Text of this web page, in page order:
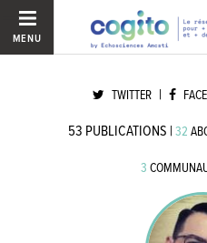
MENU
TWITTER |
53 PUBLICATIONS | 32
3